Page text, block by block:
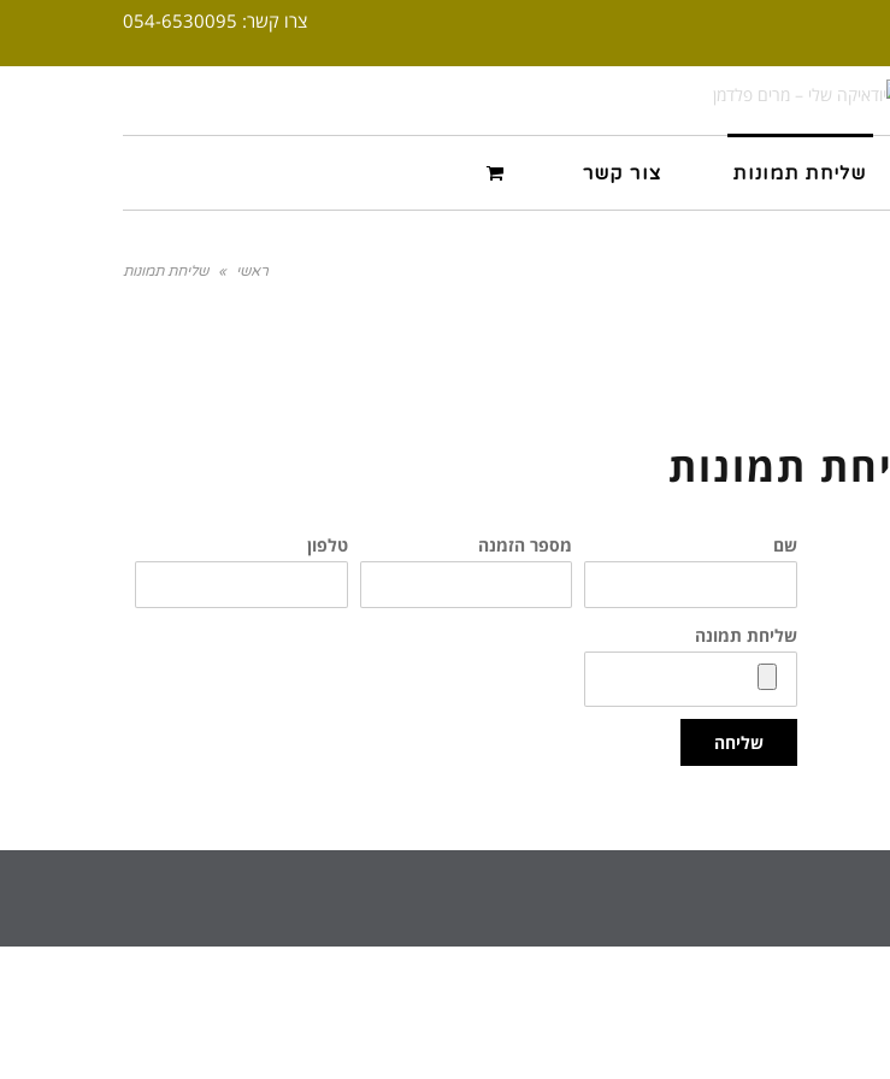
צרו קשר: 054-6530095
שליחת תמונות צור קשר
ראשי » שליחת תמונות
תמונות
שם מספר הזמנה טלפון
שליחת תמונה
שליחה